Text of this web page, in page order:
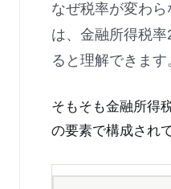
なぜ税率が変わ
は、金融所得税
ると理解できます
そもそも金融所得
の要素で構成され